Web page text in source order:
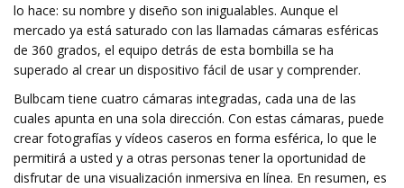
lo hace: su nombre y diseño son inigualables. Aunque el
mercado ya está saturado con las llamadas cámaras esféricas
de 360 ​​grados, el equipo detrás de esta bombilla se ha
superado al crear un dispositivo fácil de usar y comprender.
Bulbcam tiene cuatro cámaras integradas, cada una de las
cuales apunta en una sola dirección. Con estas cámaras, puede
crear fotografías y vídeos caseros en forma esférica, lo que le
permitirá a usted y a otras personas tener la oportunidad de
disfrutar de una visualización inmersiva en línea. En resumen, es